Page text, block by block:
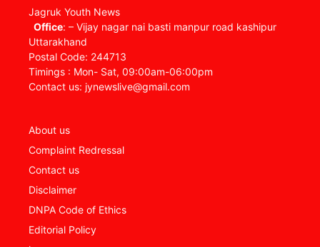
Jagruk Youth News
Office: – Vijay nagar nai basti manpur road kashipur
Uttarakhand
Postal Code: 244713
Timings : Mon- Sat, 09:00am-06:00pm
Contact us: jynewslive@gmail.com
About us
Complaint Redressal
Contact us
Disclaimer
DNPA Code of Ethics
Editorial Policy